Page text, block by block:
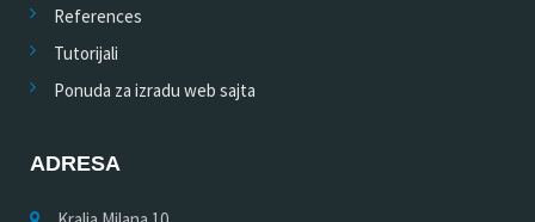
References
Tutorijali
Ponuda za izradu web sajta
ADRESA